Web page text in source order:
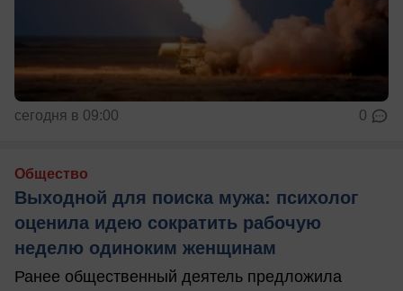
сегодня в 09:00 0
Общество
Выходной для поиска мужа: психолог
оценила идею сократить рабочую
неделю одиноким женщинам
Ранее общественный деятель предложила